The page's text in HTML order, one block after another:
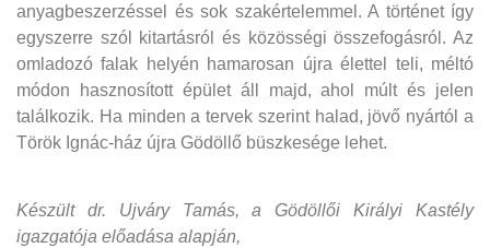
anyagbeszerzéssel és sok szakértelemmel. A történet így
egyszerre szól kitartásról és közösségi összefogásról. Az
omladozó falak helyén hamarosan újra élettel teli, méltó
módon hasznosított épület áll majd, ahol múlt és jelen
találkozik. Ha minden a tervek szerint halad, jövő nyártól a
Török Ignác-ház újra Gödöllő büszkesége lehet.
Készült dr. Ujváry Tamás, a Gödöllői Királyi Kastély
igazgatója előadása alapján,